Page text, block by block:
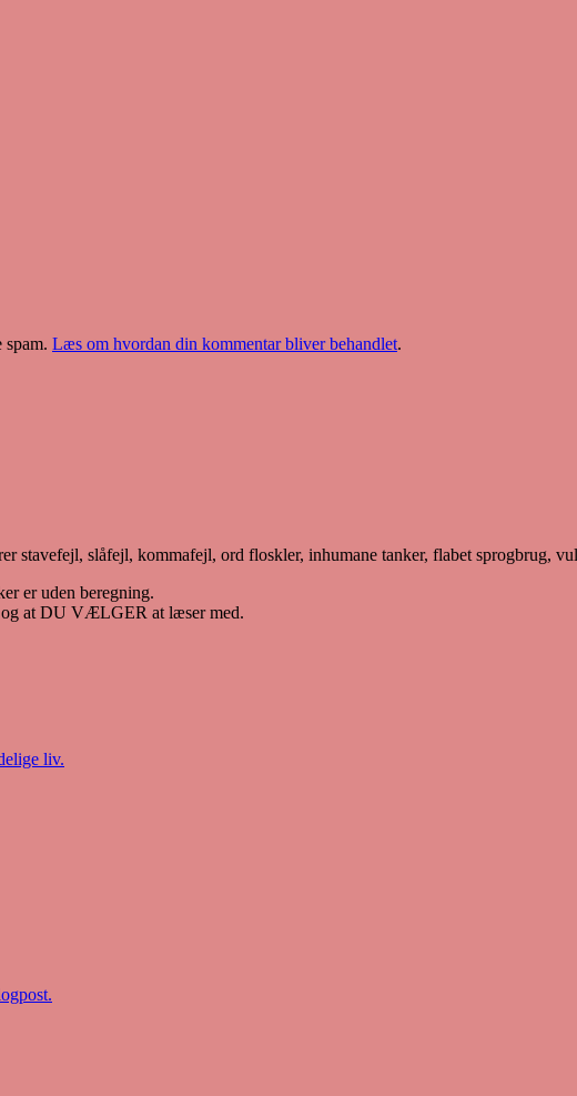
spam. Læs om hvordan din kommentar bliver behandlet.
stavefejl, slåfejl, kommafejl, ord floskler, inhumane tanker, flabet sprogbrug,
er uden beregning.
og at DU VÆLGER at læser med.
liv.